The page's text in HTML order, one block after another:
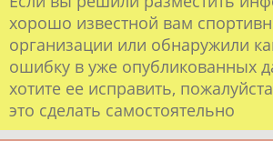
хорошо известной вам
организации или обнаружили
ошибку в уже опубликованных
хотите ее исправить,
это сделать самостоятельно